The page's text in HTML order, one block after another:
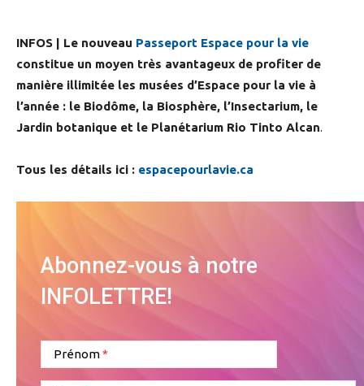
INFOS | Le nouveau Passeport Espace pour la vie
constitue un moyen très avantageux de profiter de
manière illimitée les musées d’Espace pour la vie à
l’année : le Biodôme, la Biosphère, l’Insectarium, le
Jardin botanique et le Planétarium Rio Tinto Alcan.
Tous les détails ici : espacepourlavie.ca
Abonnez-vous à notre
INFOLETTRE!
Prénom